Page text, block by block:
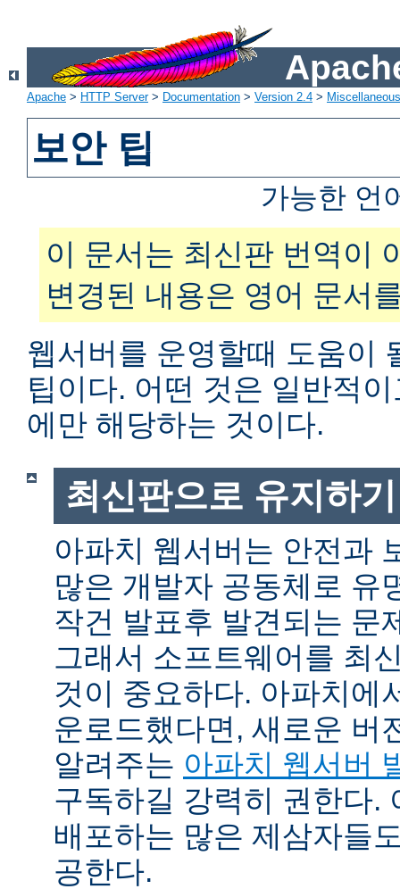
Apache > HTTP Server> Documentation > Version 2.4 >
보안 팁
가능한 언
이 문서는 최신판 번역이
변경된 내용은 영어 문서
웹서버를 운영할때 도움이
팁이다. 어떤 것은 일반적
에만 해당하는 것이다.
최신판으로 유지하기
아파치 웹서버는 안전과
많은 개발자 공동체로 유
작건 발표후 발견되는 문
그래서 소프트웨어를 최
것이 중요하다. 아파치에
운로드했다면, 새로운 버
알려주는 아파치 웹서버
구독하길 강력히 권한다.
배포하는 많은 제삼자들
공한다.